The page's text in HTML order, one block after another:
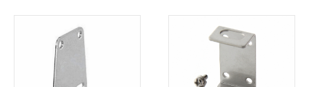
"対応済み"や非含有の記載がされた商品であっても、流通
在庫等で未対応品が混在する可能性があります。
非含有品が必要な際は、弊社営業部門もしくは販売店へお